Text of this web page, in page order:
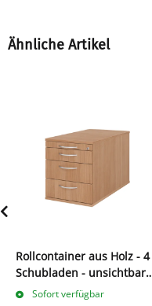
Ähnliche Artikel
Rollcontainer aus Holz - 4
Schubladen - unsichtbare
RollenSofort verfügbar